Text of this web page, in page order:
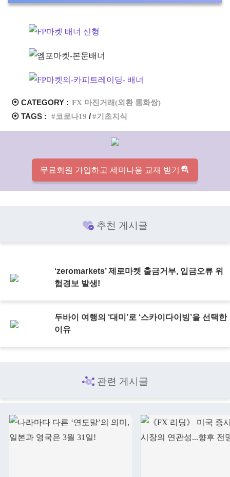
⦿ CATEGORY : FX 마진거래(외환 통화쌍)
⦿ TAGS :
코로나19 기초지식
무료회원 가입하고 세미나용 교재 받기
추천 게시글
‘zeromarkets’ 제로마켓 출금거부, 입금오류 위
험경보 발생!
두바이 여행의 ‘대미’로 ‘스카이다이빙’을 선택한
이유
관련 게시글